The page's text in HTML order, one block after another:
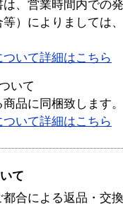
は、営業時間内での
等）によりましては
いて詳細はこちら
いて
商品に同梱致します。
いて詳細はこちら
て
都合による返品・交